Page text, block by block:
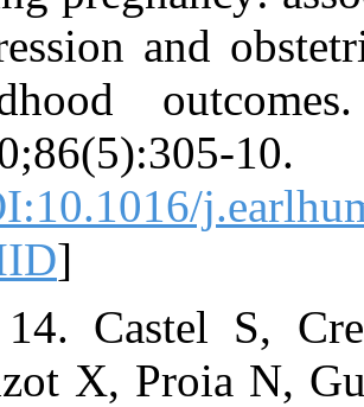
depression
childhood
[DOI:10.1016/
[
14. 14.
Blaizot X,